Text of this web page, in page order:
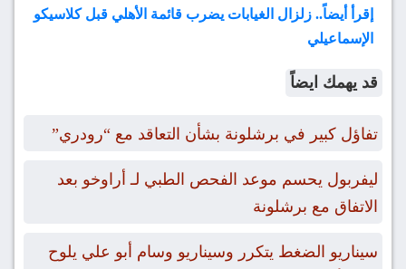
إقرأ أيضاً.. زلزال الغيابات يضرب قائمة الأهلي قبل كلاسيكو
الإسماعيلي
قد يهمك ايضاً
تفاؤل كبير في برشلونة بشأن التعاقد مع “رودري”
ليفربول يحسم موعد الفحص الطبي لـ أراوخو بعد
الاتفاق مع برشلونة
سيناريو الضغط يتكرر وسيناريو وسام أبو علي يلوح